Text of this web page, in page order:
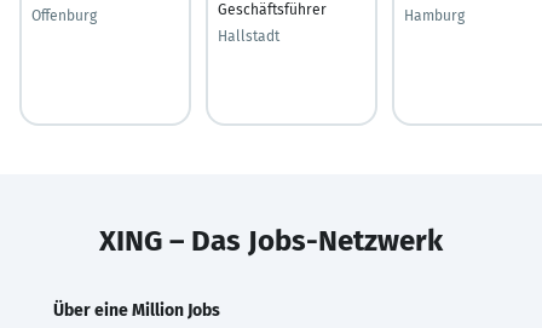
Offenburg
Geschäftsführer
Hallstadt
Hamburg
XING – Das Jobs-Netzwerk
Über eine Million Jobs